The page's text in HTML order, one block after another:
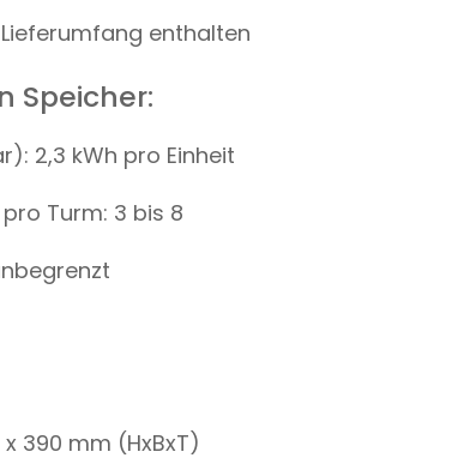
enthalten
Speicher:
2,3 kWh pro Einheit
Turm: 3 bis 8
390 mm (HxBxT)